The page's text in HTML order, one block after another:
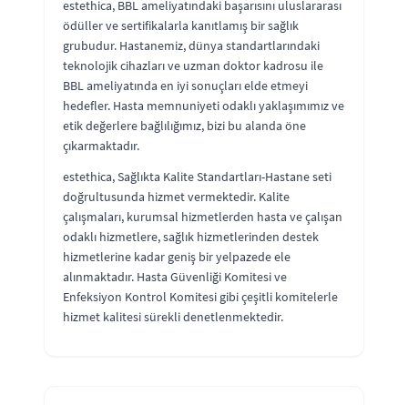
estethica, BBL ameliyatındaki başarısını uluslararası
ödüller ve sertifikalarla kanıtlamış bir sağlık
grubudur. Hastanemiz, dünya standartlarındaki
teknolojik cihazları ve uzman doktor kadrosu ile
BBL ameliyatında en iyi sonuçları elde etmeyi
hedefler. Hasta memnuniyeti odaklı yaklaşımımız ve
etik değerlere bağlılığımız, bizi bu alanda öne
çıkarmaktadır.
estethica, Sağlıkta Kalite Standartları-Hastane seti
doğrultusunda hizmet vermektedir. Kalite
çalışmaları, kurumsal hizmetlerden hasta ve çalışan
odaklı hizmetlere, sağlık hizmetlerinden destek
hizmetlerine kadar geniş bir yelpazede ele
alınmaktadır. Hasta Güvenliği Komitesi ve
Enfeksiyon Kontrol Komitesi gibi çeşitli komitelerle
hizmet kalitesi sürekli denetlenmektedir.